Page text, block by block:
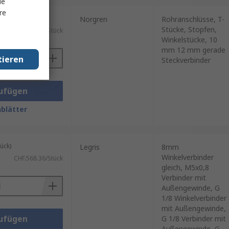
CHF.1'228.37/Stück
Norgren
Rohranschlüsse, T-
Stücke, Stopfen,
Winkelstücke, 10
mm 12 mm gerade
Steckverbinder
CHF.568.36/Stück
Legris
8mm
Winkelverbinder
gleich, M5x0,8
Verbinder mit
Außengewinde, G
1/8 Winkelverbinder
mit Außengewinde,
G 1/8 Verbinder mit